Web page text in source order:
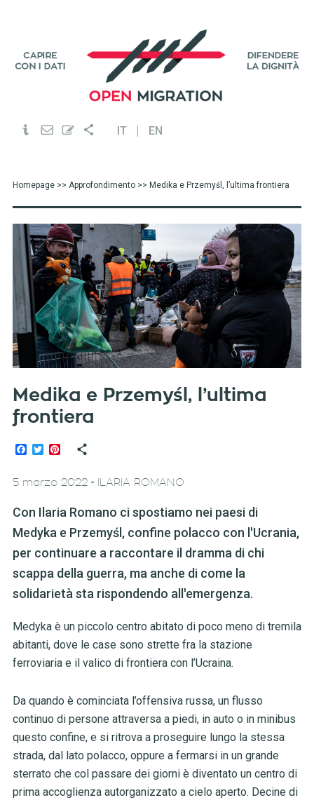
IT EN
Homepage>> Approfondimento>> Medika e Przemyśl, l’ultima frontiera
Medika e Przemyśl, l’ultima
frontiera
Facebook
TwitterPinterest
5 marzo 2022- ILARIA ROMANO
Con Ilaria Romano ci spostiamo nei paesi di
Medyka e Przemyśl, confine polacco con l'Ucrania,
per continuare a raccontare il dramma di chi
scappa della guerra, ma anche di come la
solidarietà sta rispondendo all'emergenza.
Medyka è un piccolo centro abitato di poco meno di tremila
abitanti, dove le case sono strette fra la stazione
ferroviaria e il valico di frontiera con l’Ucraina.
Da quando è cominciata l’offensiva russa, un flusso
continuo di persone attraversa a piedi, in auto o in minibus
questo confine, e si ritrova a proseguire lungo la stessa
strada, dal lato polacco, oppure a fermarsi in un grande
sterrato che col passare dei giorni è diventato un centro di
prima accoglienza autorganizzato a cielo aperto. Decine di